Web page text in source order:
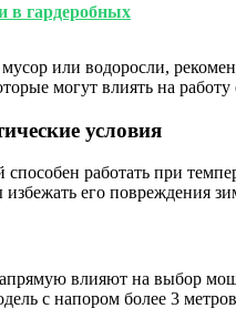
в гардеробных
или водоросли,
могут влиять на работу
условия
способен работать при
избежать его повреждения
влияют на выбор
с напором более 3